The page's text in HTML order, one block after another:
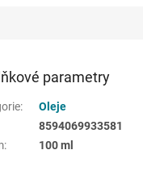
parametry
:
Oleje
8594069933581
: 100 ml